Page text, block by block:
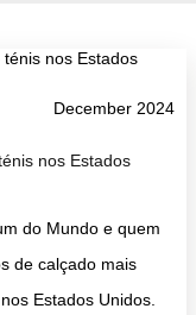
December 2024
nos Estados
do Mundo e quem
de calçado mais
Estados Unidos.